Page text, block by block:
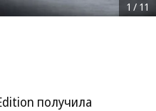
1 / 11
получила